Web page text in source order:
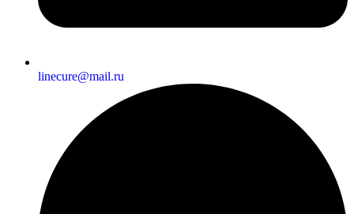
linecure@mail.ru